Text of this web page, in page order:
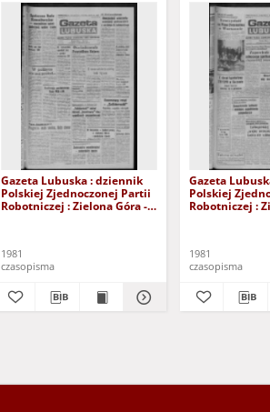
Gazeta Lubuska : dziennik
Polskiej Zjednoczonej Partii
Robotniczej : Zielona Góra -
1981
czasopisma
Gazeta
Polskiej
Robotniczej :
1981
czasopisma